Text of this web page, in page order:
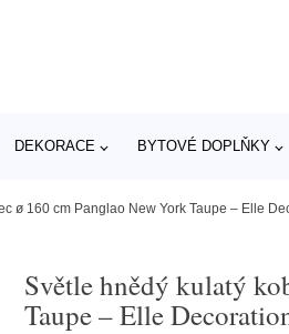
DEKORACE BYTOVÉ DOPLŇKY
ø 160 cm Panglao New York Taupe – Elle
Světle hnědý kulatý
Taupe – Elle